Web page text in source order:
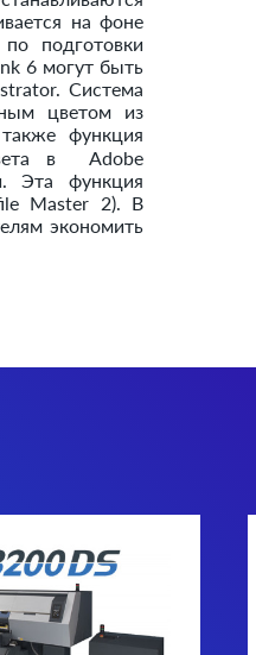
на фоне
подготовки
6 могут быть
Система
цветом из
функция
в Adobe
Эта функция
Master 2). В
экономить